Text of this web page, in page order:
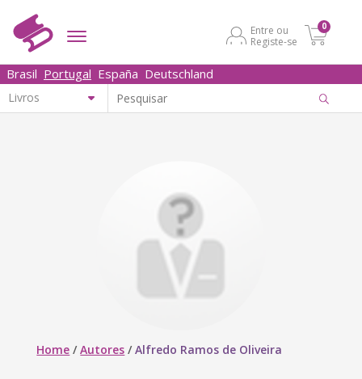
Entre ou
Registe-se
0
Brasil Portugal España Deutschland
Home /Autores /Alfredo Ramos de Oliveira